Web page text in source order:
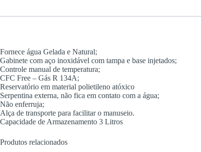
Fornece água Gelada e Natural;
Gabinete com aço inoxidável com tampa e base injetados;
Controle manual de temperatura;
CFC Free – Gás R 134A;
Reservatório em material polietileno atóxico
Serpentina externa, não fica em contato com a água;
Não enferruja;
Alça de transporte para facilitar o manuseio.
Capacidade de Armazenamento 3 Litros
Produtos relacionados